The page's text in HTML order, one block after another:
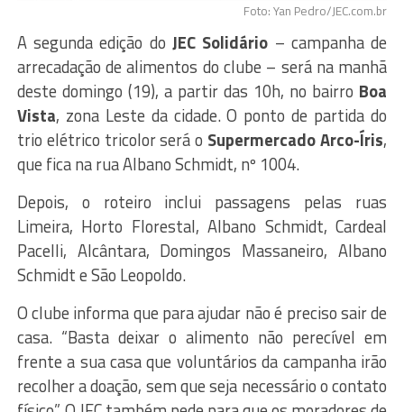
Foto: Yan Pedro/JEC.com.br
A segunda edição do JEC Solidário – campanha de
arrecadação de alimentos do clube – será na manhã
deste domingo (19), a partir das 10h, no bairro Boa
Vista, zona Leste da cidade. O ponto de partida do
trio elétrico tricolor será o Supermercado Arco-Íris,
que fica na rua Albano Schmidt, nº 1004.
Depois, o roteiro inclui passagens pelas ruas
Limeira, Horto Florestal, Albano Schmidt, Cardeal
Pacelli, Alcântara, Domingos Massaneiro, Albano
Schmidt e São Leopoldo.
O clube informa que para ajudar não é preciso sair de
casa. “Basta deixar o alimento não perecível em
frente a sua casa que voluntários da campanha irão
recolher a doação, sem que seja necessário o contato